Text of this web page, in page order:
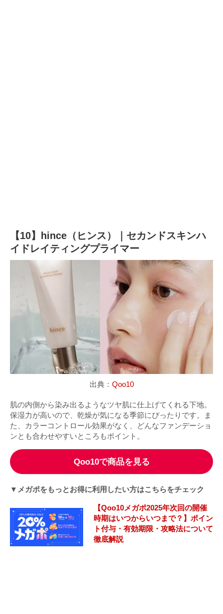
【10】hince（ヒンス）｜セカンドスキンハ
イドレイティングプライマー
出典： Qoo10
肌の内側から染み出るようなツヤ肌に仕上げてくれる下地。
保湿力が高いので、乾燥が気になる季節にぴったりです。ま
た、カラーコントロール効果がなく、どんなファンデーショ
ンとも合わせやすいところもポイント。
Qoo10で商品を見る
▼メガポをもっとお得に利用したい方はこちらをチェック
【Qoo10メガポ2025年次回の開催
時期はいつからいつまで？】ポイン
ト付与・有効期限・攻略法について
徹底解説